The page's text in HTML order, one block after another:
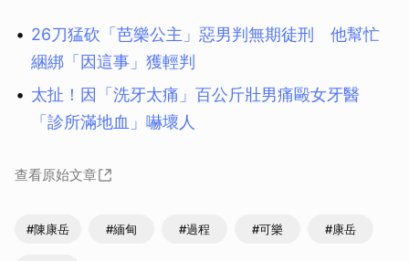
26刀猛砍「芭樂公主」惡男判無期徒刑 他幫忙
綑綁「因這事」獲輕判
太扯！因「洗牙太痛」百公斤壯男痛毆女牙醫
「診所滿地血」嚇壞人
查看原始文章
#陳康岳 #緬甸 #過程 #可樂 #康岳